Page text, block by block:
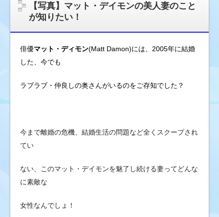
【写真】マット・デイモンの美人妻のこと
が知りたい！
俳優マット・ディモン(Matt Damon)には、2005年に結婚
した、 今でも
ラブラブ・仲良しの奥さんがいるのをご存知でした？
今まで離婚の危機、結婚生活の問題など全くスクープされ
てい
ない、このマット・デイモンを魅了し続ける妻ってどんな
に素敵な
女性なんでしょ！